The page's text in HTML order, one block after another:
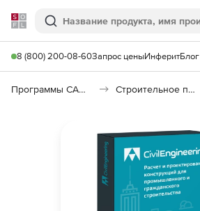
Softline
Поиск
8 (800) 200-08-60Запрос ценыИнферитБлог
Программы САПР и ГИС Строительное программное обеспечение